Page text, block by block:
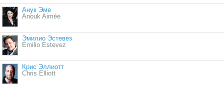
Анук Эме
Anouk Aimée
Эмилио Эстевез
Emilio Estevez
Крис Эллиотт
Chris Elliott